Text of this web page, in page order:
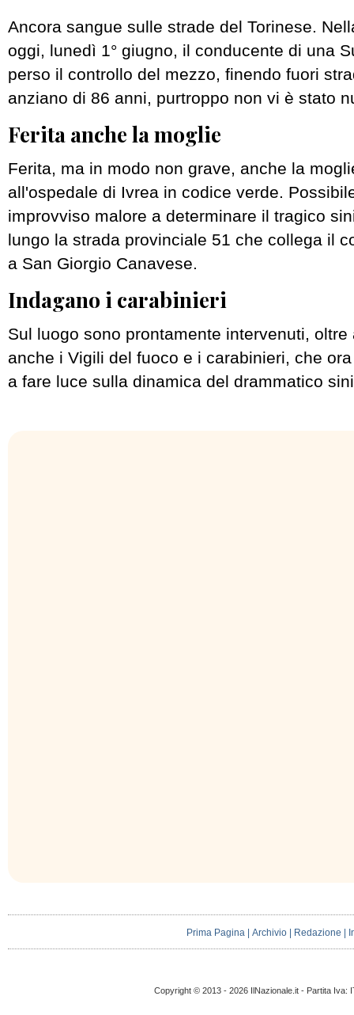
Ancora sangue sulle strade del Torinese.
oggi, lunedì 1° giugno, il conducente di una
perso il controllo del mezzo, finendo fuori
anziano di 86 anni, purtroppo non vi è stato
Ferita anche la moglie
Ferita, ma in modo non grave, anche la
all'ospedale di Ivrea in codice verde.
improvviso malore a determinare il tragico
lungo la strada provinciale 51 che collega il
a San Giorgio Canavese.
Indagano i carabinieri
Sul luogo sono prontamente intervenuti, oltre
anche i Vigili del fuoco e i carabinieri, che
a fare luce sulla dinamica del drammatico
Prima Pagina |Archivio Redazione
Copyright © 2013 - 2026 IlNazionale.it - Partita Iva: